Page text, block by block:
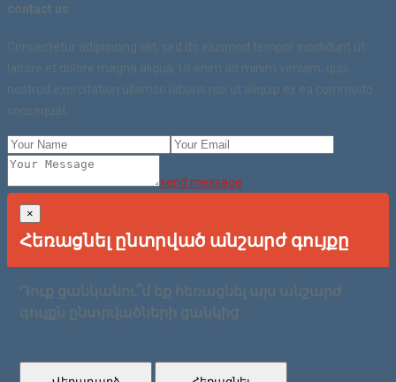
contact us
Consectetur adipisicing elit, sed do eiusmod tempor incididunt ut
labore et dolore magna aliqua. Ut enim ad minim veniam, quis
nostrud exercitation ullamco laboris nisi ut aliquip ex ea commodo
consequat.
send message
×
Հեռացնել ընտրված անշարժ գույքը
Դուք ցանկանու՞մ եք հեռացնել այս անշարժ
գույքն ընտրվածների ցանկից: